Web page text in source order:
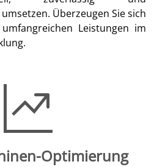
Überzeugen Sie sich
Leistungen im
Optimierung